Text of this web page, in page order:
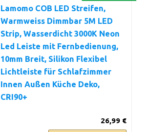
Lamomo COB LED Streifen,
Warmweiss Dimmbar 5M LED
Strip, Wasserdicht 3000K Neon
Led Leiste mit Fernbedienung,
10mm Breit, Silikon Flexibel
Lichtleiste für Schlafzimmer
Innen Außen Küche Deko,
CRI90+
26,99 €